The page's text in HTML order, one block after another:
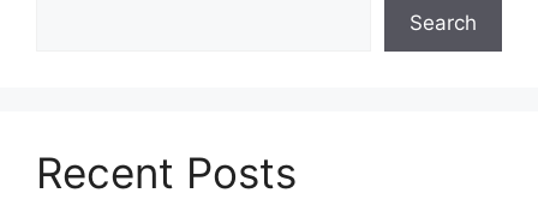
Search
Recent Posts